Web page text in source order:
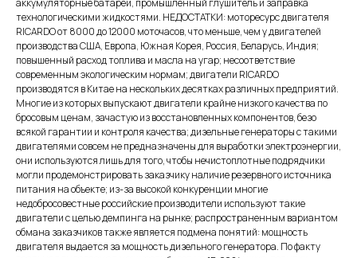
аккумуляторные батареи, промышленный глушитель и заправка
технологическими жидкостями. НЕДОСТАТКИ: моторесурс двигателя
RICARDO от 8000 до 12000 моточасов, что меньше, чем у двигателей
производства США, Европа, Южная Корея, Россия, Беларусь, Индия;
повышенный расход топлива и масла на угар; несоответствие
современным экологическим нормам; двигатели RICARDO
производятся в Китае на нескольких десятках различных предприятий.
Многие из которых выпускают двигатели крайне низкого качества по
бросовым ценам, зачастую из восстановленных компонентов, безо
всякой гарантии и контроля качества; дизельные генераторы с такими
двигателями совсем не предназначены для выработки электроэнергии,
они используются лишь для того, чтобы нечистоплотные подрядчики
могли продемонстрировать заказчику наличие резервного источника
питания на объекте; из-за высокой конкуренции многие
недобросовестные российские производители используют такие
двигатели с целью демпинга на рынке; распространенным вариантом
обмана заказчиков также является подмена понятий: мощность
двигателя выдается за мощность дизельного генератора. По факту